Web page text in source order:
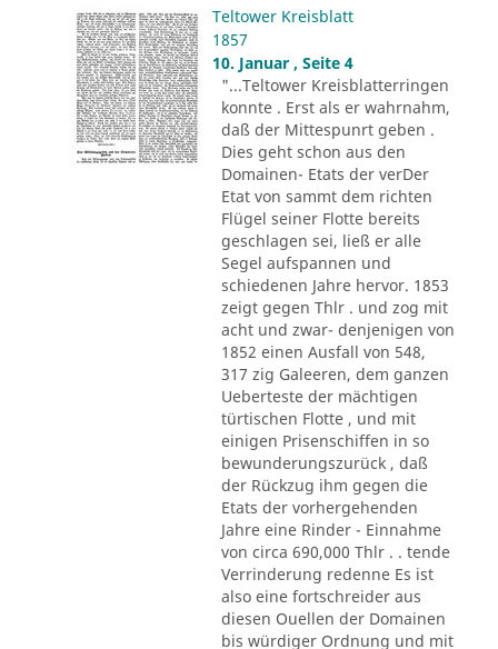
Teltower Kreisblatt
1857
10. Januar , Seite 4
"...Teltower Kreisblatterringen
konnte . Erst als er wahrnahm,
daß der Mittespunrt geben .
Dies geht schon aus den
Domainen- Etats der verDer
Etat von sammt dem richten
Flügel seiner Flotte bereits
geschlagen sei, ließ er alle
Segel aufspannen und
schiedenen Jahre hervor. 1853
zeigt gegen Thlr . und zog mit
acht und zwar- denjenigen von
1852 einen Ausfall von 548,
317 zig Galeeren, dem ganzen
Ueberteste der mächtigen
türtischen Flotte , und mit
einigen Prisenschiffen in so
bewunderungszurück , daß
der Rückzug ihm gegen die
Etats der vorhergehenden
Jahre eine Rinder - Einnahme
von circa 690,000 Thlr . . tende
Verrinderung redenne Es ist
also eine fortschreider aus
diesen Ouellen der Domainen
bis würdiger Ordnung und mit